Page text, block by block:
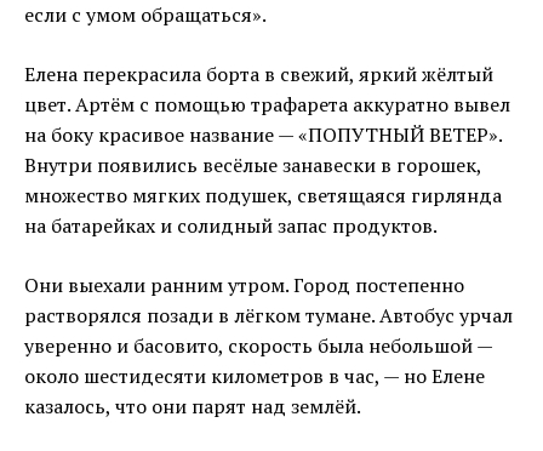
если с умом обращаться».
Елена перекрасила борта в свежий, яркий жёлтый
цвет. Артём с помощью трафарета аккуратно вывел
на боку красивое название — «ПОПУТНЫЙ ВЕТЕР».
Внутри появились весёлые занавески в горошек,
множество мягких подушек, светящаяся гирлянда
на батарейках и солидный запас продуктов.
Они выехали ранним утром. Город постепенно
растворялся позади в лёгком тумане. Автобус урчал
уверенно и басовито, скорость была небольшой —
около шестидесяти километров в час, — но Елене
казалось, что они парят над землёй.